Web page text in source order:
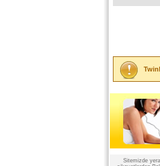
Sitemizde